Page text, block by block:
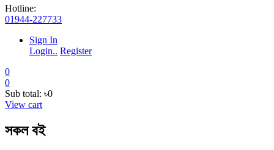
Hotline:
01944-227733
Sign In
Login.. Register
0
0
Sub total: ৳0
View cart
সকল বই